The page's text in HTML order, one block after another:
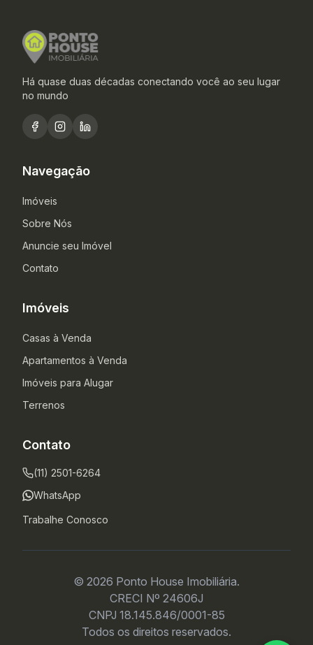
Há quase duas décadas conectando você ao seu lugar
no mundo
Navegação
Imóveis
Sobre Nós
Anuncie seu Imóvel
Contato
Imóveis
Casas à Venda
Apartamentos à Venda
Imóveis para Alugar
Terrenos
Contato
(11) 2501-6264
WhatsApp
Trabalhe Conosco
© 2026 Ponto House Imobiliária.
CRECI Nº 24606J
CNPJ 18.145.846/0001-85
Todos os direitos reservados.